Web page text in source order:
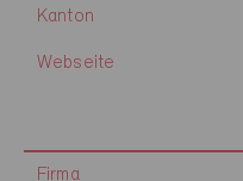
Kanton
Webseite
Firma